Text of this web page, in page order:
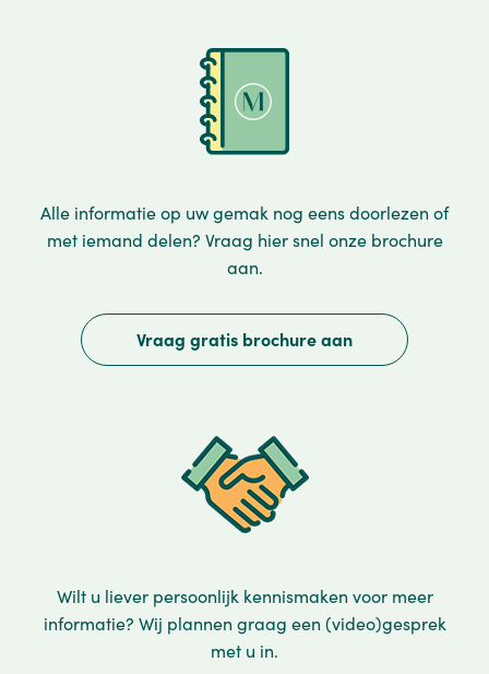
Alle informatie op uw gemak nog eens doorlezen of
met iemand delen? Vraag hier snel onze brochure
aan.
Vraag gratis brochure aan
Wilt u liever persoonlijk kennismaken voor meer
informatie? Wij plannen graag een (video)gesprek
met u in.